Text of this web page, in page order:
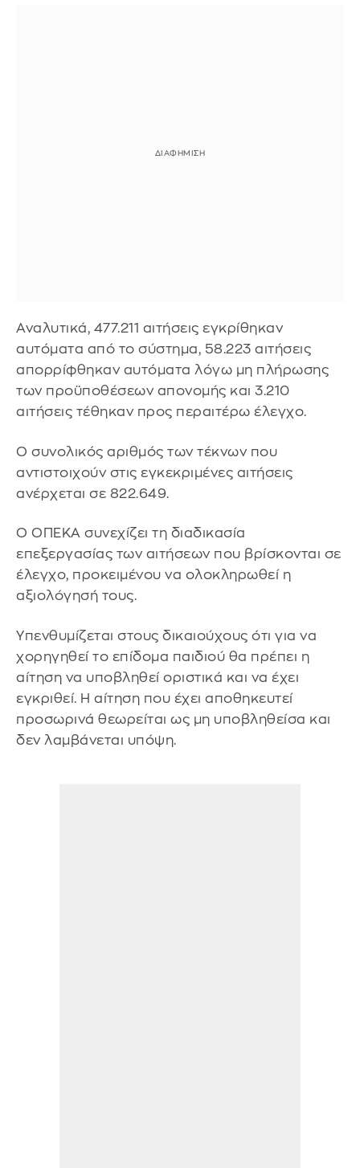
Αναλυτικά, 477.211 αιτήσεις εγκρίθηκαν
αυτόματα από το σύστημα, 58.223 αιτήσεις
απορρίφθηκαν αυτόματα λόγω μη πλήρωσης
των προϋποθέσεων απονομής και 3.210
αιτήσεις τέθηκαν προς περαιτέρω έλεγχο.
Ο συνολικός αριθμός των τέκνων που
αντιστοιχούν στις εγκεκριμένες αιτήσεις
ανέρχεται σε 822.649.
Ο ΟΠΕΚΑ συνεχίζει τη διαδικασία
επεξεργασίας των αιτήσεων που βρίσκονται σε
έλεγχο, προκειμένου να ολοκληρωθεί η
αξιολόγησή τους.
Υπενθυμίζεται στους δικαιούχους ότι για να
χορηγηθεί το επίδομα παιδιού θα πρέπει η
αίτηση να υποβληθεί οριστικά και να έχει
εγκριθεί. Η αίτηση που έχει αποθηκευτεί
προσωρινά θεωρείται ως μη υποβληθείσα και
δεν λαμβάνεται υπόψη.